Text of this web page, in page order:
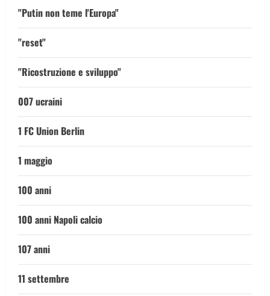
"Putin non teme l'Europa"
"reset"
"Ricostruzione e sviluppo"
007 ucraini
1 FC Union Berlin
1 maggio
100 anni
100 anni Napoli calcio
107 anni
11 settembre